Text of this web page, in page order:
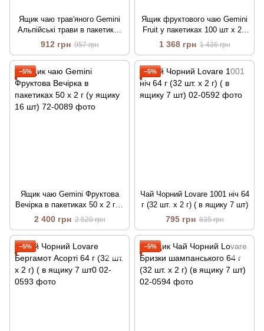
Ящик чаю трав'яного Gemini
Альпійські трави в пакетиках
25 шт х 2 г (у ящику 12 шт)
912 грн 957 грн
Ящик фруктового чаю Gemini
Fruit у пакетиках 100 шт х 2 г
(у ящику 8 шт)
1 368 грн 1 436 грн
−5%
Ящик чаю Gemini Фруктова
Вечірка в пакетиках 50 х 2 г (у
ящику 16 шт)
2 400 грн 2 520 грн
−5%
Чай Чорний Lovare 1001 ніч 64
г (32 шт. х 2 г) ( в ящику 7 шт)
795 грн 835 грн
−5% −5%